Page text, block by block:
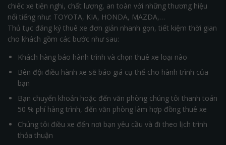
chiếc xe tiện nghi, chất lượng, an toàn với những thương hiệu
nổi tiếng như: TOYOTA, KIA, HONDA, MAZDA,…
Thủ tục đăng ký thuê xe đơn giản nhanh gọn, tiết kiệm thời gian
cho khách gồm các bước như sau:
Khách hàng báo hành trình và chọn thuê xe loại nào
Bên đội điều hành xe sẽ báo giá cụ thể cho hành trình của
bạn
Bạn chuyển khoản hoặc đến văn phòng chúng tôi thanh toán
50 % phí hàng trình, đến văn phòng làm hợp đồng thuê xe
Chúng tôi điều xe đến nơi bạn yêu cầu và đi theo lịch trình
thỏa thuận